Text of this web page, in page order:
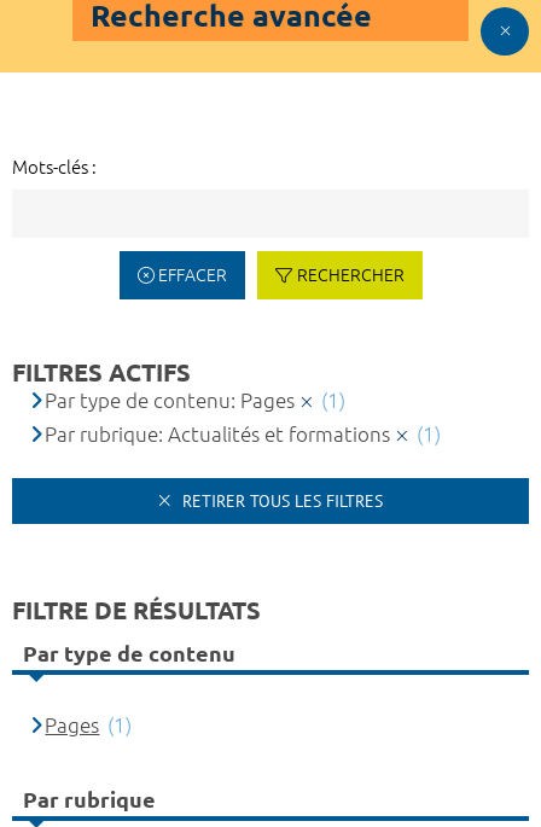
Recherche avancée
Mots-clés :
EFFACER RECHERCHER
FILTRES ACTIFS
Par type de contenu: Pages
(1)
Par rubrique: Actualités et formations
(1)
RETIRER TOUS LES FILTRES
FILTRE DE RÉSULTATS
Par type de contenu
Pages (1)
Par rubrique